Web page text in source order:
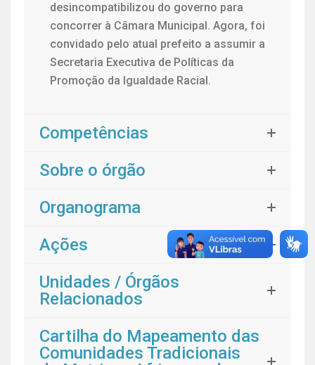
desincompatibilizou do governo para
concorrer à Câmara Municipal. Agora, foi
convidado pelo atual prefeito a assumir a
Secretaria Executiva de Políticas da
Promoção da Igualdade Racial.
Competências
Sobre o órgão
Organograma
Ações
Unidades / Órgãos
Relacionados
Cartilha do Mapeamento das
Comunidades Tradicionais